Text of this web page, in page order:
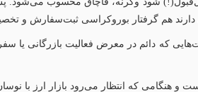
هم گرفتار بوروکراسی ثبت‌سفارش و
که دائم در معرض فعالیت بازرگانی یا
و هنگامی که انتظار می‌رود بازار ارز با